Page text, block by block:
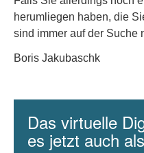
herumliegen haben, die
sind immer auf der Suche
Boris Jakubaschk
Das virtuelle
es jetzt auch